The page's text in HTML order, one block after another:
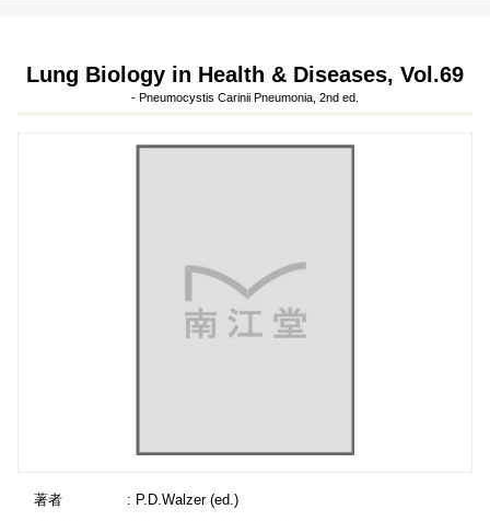
Lung Biology in Health & Diseases, Vol.69
- Pneumocystis Carinii Pneumonia, 2nd ed.
著者
: P.D.Walzer (ed.)